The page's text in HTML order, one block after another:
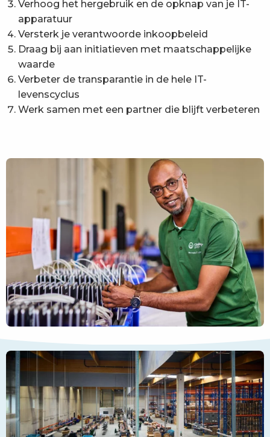
Verhoog het hergebruik en de opknap van je IT-
apparatuur
Versterk je verantwoorde inkoopbeleid
Draag bij aan initiatieven met maatschappelijke
waarde
Verbeter de transparantie in de hele IT-
levenscyclus
Werk samen met een partner die blijft verbeteren